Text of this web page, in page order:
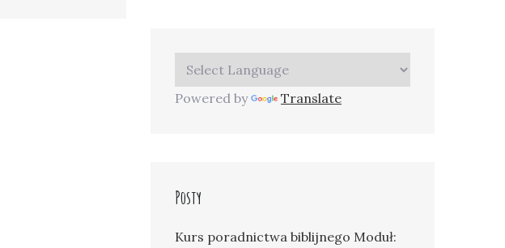
Powered by Translate
Posty
Kurs poradnictwa biblijnego Moduł: